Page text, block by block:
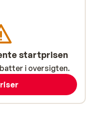
startprisen
i oversigten.